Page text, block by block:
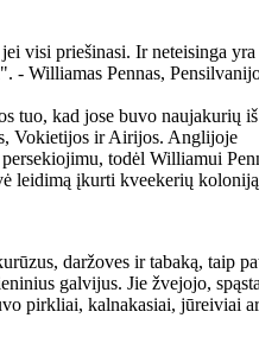
visi priešinasi. Ir neteisinga yra
- Williamas Pennas,
tuo, kad jose buvo naujakurių iš
Vokietijos ir Airijos. Anglijoje
todėl Williamui
leidimą įkurti kveekerių koloniją
daržoves ir tabaką, taip
galvijus. Jie žvejojo,
pirkliai, kalnakasiai, jūreiviai ar